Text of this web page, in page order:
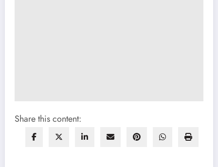
Share this content: